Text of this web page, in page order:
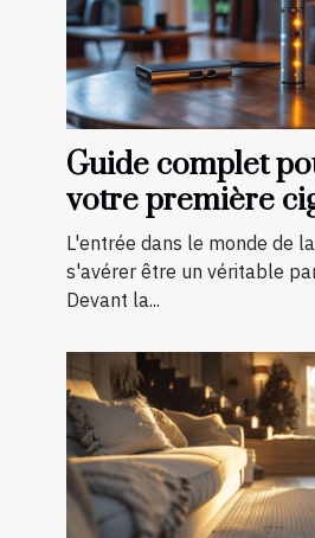
Guide complet
votre première
électronique
L'entrée dans le monde de
s'avérer être un véritable
Devant la...